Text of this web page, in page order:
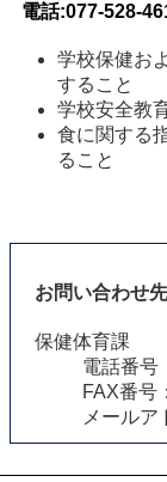
電話:077-528-
学校保健お
すること
学校安全教
食に関する
ること
お問い合わせ先
保健体育課
電話番号
FAX番号
メールア